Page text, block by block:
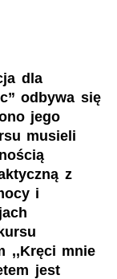
dla
odbywa się
jego
musieli
z
i
,,Kręci mnie
jest